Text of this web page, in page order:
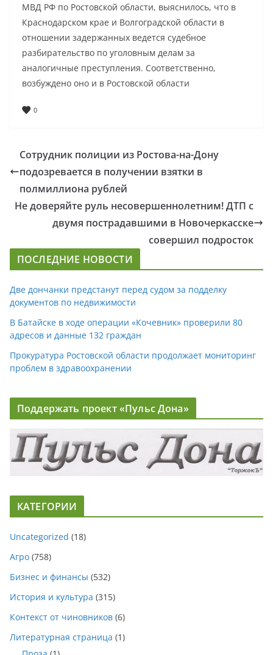
МВД РФ по Ростовской области, выяснилось, что в
Краснодарском крае и Волгоградской области в
отношении задержанных ведется судебное
разбирательство по уголовным делам за
аналогичные преступления. Соответственно,
возбуждено оно и в Ростовской области
0
Сотрудник полиции из Ростова-на-Дону
подозревается в получении взятки в
полмиллиона рублей
Не доверяйте руль несовершеннолетним! ДТП с
двумя пострадавшими в Новочеркасске
совершил подросток
ПОСЛЕДНИЕ НОВОСТИ
Две дончанки предстанут перед судом за подделку
документов по недвижимости
В Батайске в ходе операции «Кочевник» проверили 80
адресов и данные 132 граждан
Прокуратура Ростовской области продолжает мониторинг
проблем в здравоохранении
Поддержать проект «Пульс Дона»
КАТЕГОРИИ
Uncategorized (18)
Агро (758)
Бизнес и финансы (532)
История и культура (315)
Контекст от чиновников (6)
Литературная страница (1)